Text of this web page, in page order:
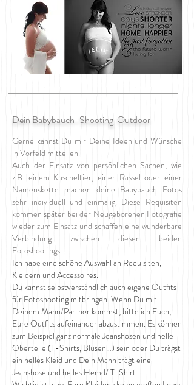
Dein Babybauch-Shooting Outdoor
Gerne kannst Du mir Deine Ideen und Wünsche
in Vorfeld mitteilen.
Auch der Einsatz von persönlichen Sachen, wie
z.B. einem Kuscheltier, einer Rassel oder einer
Namenskette machen deine Babybauch Fotos
sehr individuell und einmalig. Diese Requisiten
kommen später bei der Neugeborenen Fotografie
wieder zum Einsatz und schaffen eine wunderbare
Verbindung zwischen diesen beiden
Fotoshootings.
Ich habe eine schöne Auswahl an Requisiten,
Kleidern und Accessoires.
Du kannst selbstverständlich auch eigene Outfits
für Fotoshooting mitbringen. Wenn Du mit
Deinem Mann/Partner kommst, bitte ich Euch,
Eure Outfits aufeinander abzustimmen. Es können
zum Beispiel ganz normale Jeanshosen und helle
Oberteile (T-Shirts, Blusen…) sein oder Du trägst
ein helles Kleid und Dein Mann trägt eine
Jeanshose und helles Hemd/ T-Shirt.